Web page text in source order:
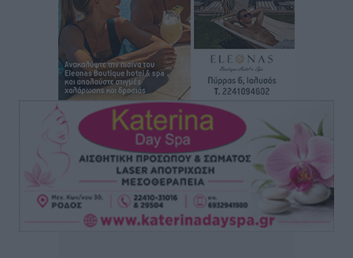
Καρπάθου
Αθλητικά πριν 3 ώρες
Στάθης Αντωνάς: Ένα βήμα πριν από επαγγελματικό
συμβόλαιο πυγμαχίας με MTGP και BXGP για Ευρώπη
και Αυστραλία
πριν 3 ώρες
ΚΑΕ Κολοσσός: Τα… ευρωπαϊκά εισιτήρια διαρκείας
Αθλητικά• πριν 3 ώρες